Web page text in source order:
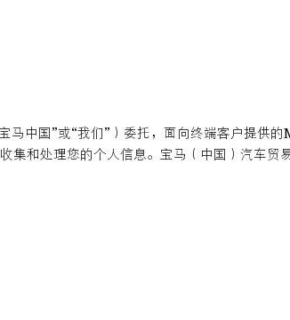
中国”或“我们”）委托，面向终端客户提供的
和处理您的个人信息。宝马（中国）汽车贸